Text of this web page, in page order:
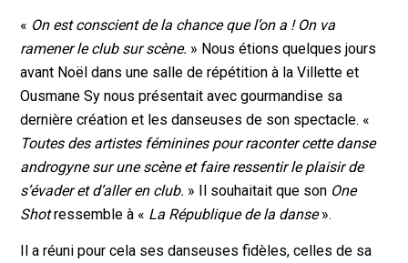
« On est conscient de la chance que l’on a ! On va
ramener le club sur scène. » Nous étions quelques jours
avant Noël dans une salle de répétition à la Villette et
Ousmane Sy nous présentait avec gourmandise sa
dernière création et les danseuses de son spectacle. «
Toutes des artistes féminines pour raconter cette danse
androgyne sur une scène et faire ressentir le plaisir de
s’évader et d’aller en club. » Il souhaitait que son One
Shotressemble à « La République de la danse».
Il a réuni pour cela ses danseuses fidèles, celles de sa